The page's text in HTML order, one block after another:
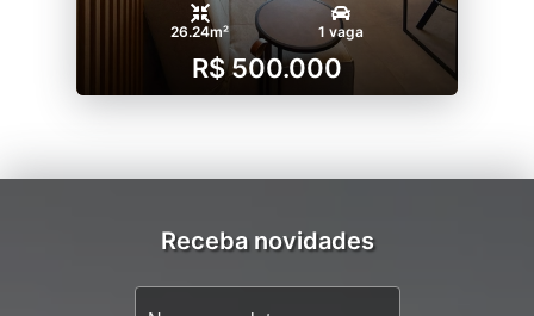
26.24m² 1 vaga
R$ 500.000
Receba novidades